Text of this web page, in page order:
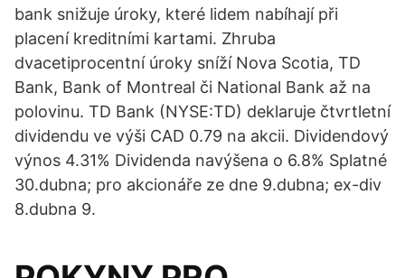
bank snižuje úroky, které lidem nabíhají při
placení kreditními kartami. Zhruba
dvacetiprocentní úroky sníží Nova Scotia, TD
Bank, Bank of Montreal či National Bank až na
polovinu. TD Bank (NYSE:TD) deklaruje čtvrtletní
dividendu ve výši CAD 0.79 na akcii. Dividendový
výnos 4.31% Dividenda navýšena o 6.8% Splatné
30.dubna; pro akcionáře ze dne 9.dubna; ex-div
8.dubna 9.